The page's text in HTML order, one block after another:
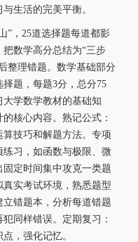
生活的完美平衡。
”，25道选择题每道都影
数学高分总结为“三步
整理错题。数学基础部分
题，每题3分，总分75
学数学教材的基础知
核心内容。熟记公式：
技巧和解题方法。专项
习，如函数与极限、微
定时间集中攻克一类题
实考试环境，熟悉题型
错题本，分析每道错题
同样错误。定期复习：
，强化记忆。